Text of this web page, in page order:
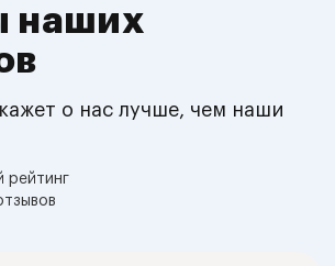
наших
о нас лучше, чем наши